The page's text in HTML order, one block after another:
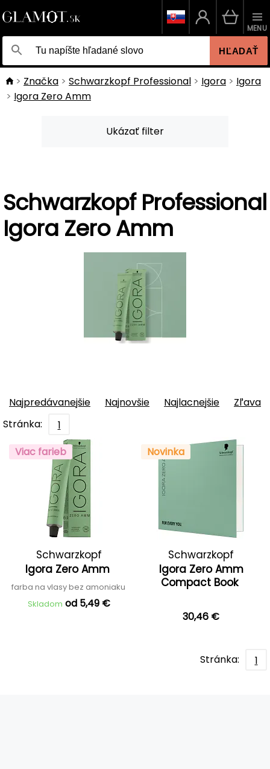
HĽADAŤ
MENU
Značka Schwarzkopf Professional Igora
Igora
Igora Zero Amm
Ukázať filter
Schwarzkopf Professional
Igora Zero Amm
Najpredávanejšie Najnovšie Najlacnejšie
Zľava
Stránka:
1
Viac farieb
Schwarzkopf
Professional
Igora Zero Amm
farba na vlasy bez amoniaku
Skladom od 5,49 €
Novinka
Schwarzkopf
Professional
Igora Zero Amm
Compact Book
30,46 €
Stránka: 1